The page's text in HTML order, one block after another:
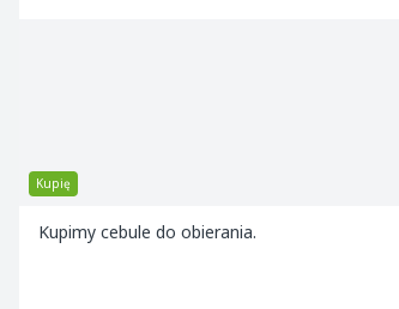
Kupię
Kupimy cebule do obierania.